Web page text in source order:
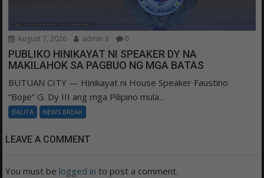
August 7, 2026 admin 3 0
PUBLIKO HINIKAYAT NI SPEAKER DY NA
MAKILAHOK SA PAGBUO NG MGA BATAS
BUTUAN CITY — Hinikayat ni House Speaker Faustino
“Bojie” G. Dy III ang mga Pilipino mula...
BALITA NEWS BREAK
LEAVE A COMMENT
You must be logged in to post a comment.